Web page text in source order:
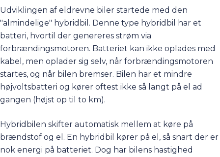
Udviklingen af eldrevne biler startede med den
"almindelige" hybridbil. Denne type hybridbil har et
batteri, hvortil der genereres strøm via
forbrændingsmotoren. Batteriet kan ikke oplades med
kabel, men oplader sig selv, når forbrændingsmotoren
startes, og når bilen bremser. Bilen har et mindre
højvoltsbatteri og kører oftest ikke så langt på el ad
gangen (højst op til to km).
Hybridbilen skifter automatisk mellem at køre på
brændstof og el. En hybridbil kører på el, så snart der er
nok energi på batteriet. Dog har bilens hastighed